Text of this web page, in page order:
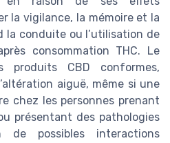
la vigilance, la mémoire et la
la conduite ou l’utilisation de
consommation THC. Le
produits CBD conformes,
aiguë, même si une
chez les personnes prenant
présentant des pathologies
de possibles interactions